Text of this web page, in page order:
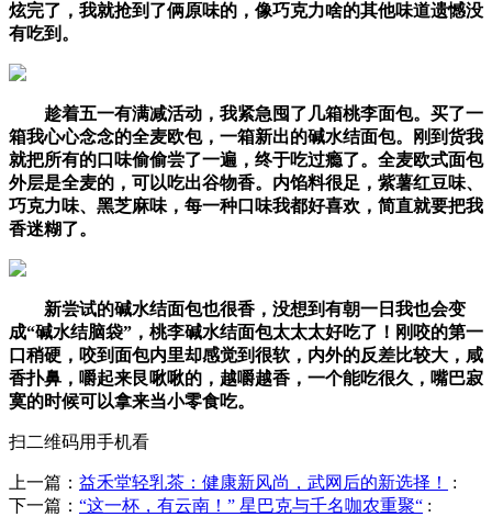
炫完了，我就抢到了俩原味的，像巧克力啥的其他味道遗憾没
有吃到。
趁着五一有满减活动，我紧急囤了几箱桃李面包。买了一
箱我心心念念的全麦欧包，一箱新出的碱水结面包。刚到货我
就把所有的口味偷偷尝了一遍，终于吃过瘾了。全麦欧式面包
外层是全麦的，可以吃出谷物香。内馅料很足，紫薯红豆味、
巧克力味、黑芝麻味，每一种口味我都好喜欢，简直就要把我
香迷糊了。
新尝试的碱水结面包也很香，没想到有朝一日我也会变
成“碱水结脑袋”，桃李碱水结面包太太太好吃了！刚咬的第一
口稍硬，咬到面包内里却感觉到很软，内外的反差比较大，咸
香扑鼻，嚼起来艮啾啾的，越嚼越香，一个能吃很久，嘴巴寂
寞的时候可以拿来当小零食吃。
扫二维码用手机看
上一篇： 益禾堂轻乳茶：健康新风尚，武网后的新选择！
:
下一篇： “这一杯，有云南！” 星巴克与千名咖农重聚“ :